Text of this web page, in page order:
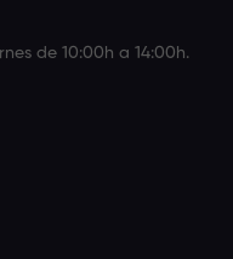
de 10:00h a 14:00h.